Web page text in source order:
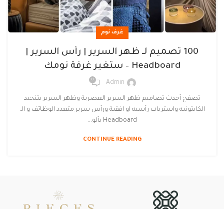
غرف نوم
100 تصميم لـ ظهر السرير | رأس السرير |
Headboard – ستغير غرفة نومك
Admin
0
تصفح أحدث تصاميم ظهر السرير العصرية وظهر السرير بتنجيد
الكابتونيه واستربات رأسيه او افقية ورأس سرير متعدد الوظائف و الـ
Headboard بألو...
CONTINUE READING